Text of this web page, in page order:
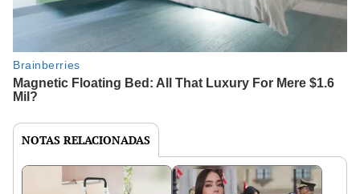
NOTAS RELACIONADAS